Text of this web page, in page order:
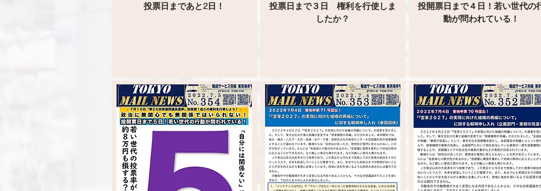
投票日まであと2日！
投票日まで３日 権利を行使しま
したか？
投開票日まで４日！若い世代の
動が問われている！